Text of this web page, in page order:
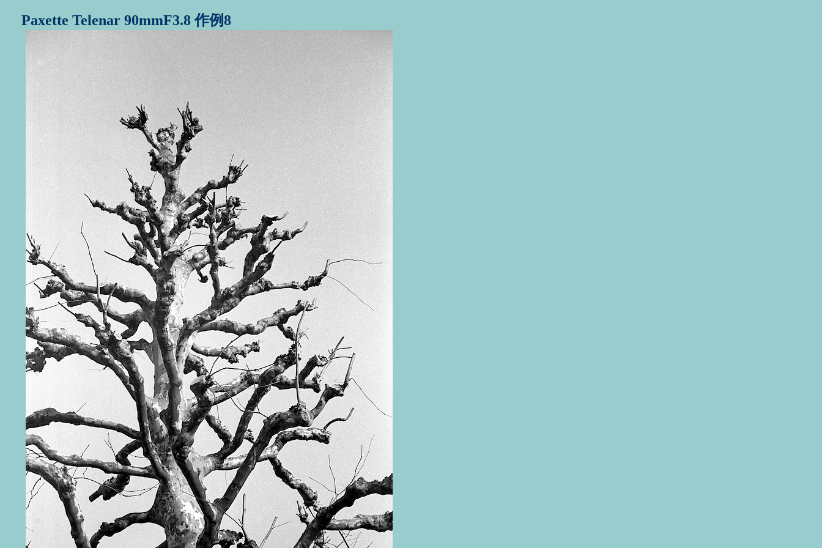
Paxette Telenar 90mmF3.8 作例8